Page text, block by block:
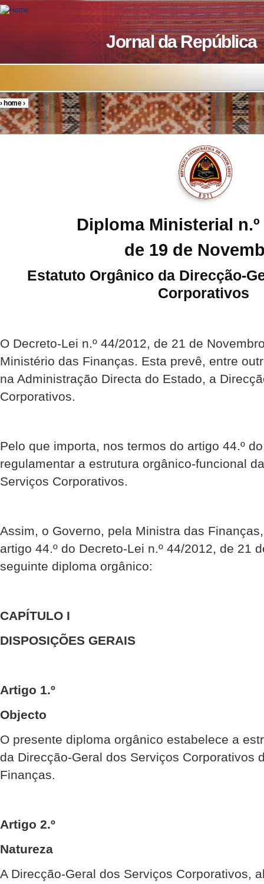
Skip to main content
Jornal da República
You are here
›home›
Diploma Ministerial n.º
de 19 de
Estatuto Orgânico da Direcção-
Corporativos
O Decreto-Lei n.º 44/2012, de 21 de
Ministério das Finanças. Esta prevê, entre
na Administração Directa do Estado, a
Corporativos.
Pelo que importa, nos termos do artigo 44.º
regulamentar a estrutura orgânico-funcional
Serviços Corporativos.
Assim, o Governo, pela Ministra das
artigo 44.º do Decreto-Lei n.º 44/2012, de 21
seguinte diploma orgânico:
CAPÍTULO I
DISPOSIÇÕES GERAIS
Artigo 1.º
Objecto
O presente diploma orgânico estabelece a
da Direcção-Geral dos Serviços Corporativos
Finanças.
Artigo 2.º
Natureza
A Direcção-Geral dos Serviços Corporativos,